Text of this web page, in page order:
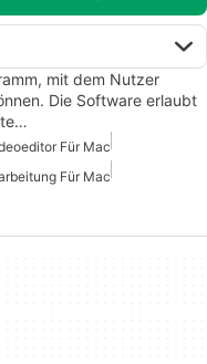
mit dem Nutzer
Die Software erlaubt
Für Mac
Für Mac